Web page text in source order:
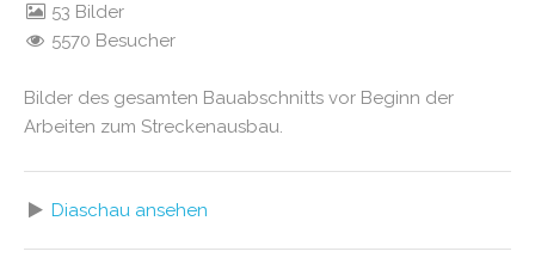
53 Bilder
5570 Besucher
Bilder des gesamten Bauabschnitts vor Beginn der
Arbeiten zum Streckenausbau.
Diaschau ansehen